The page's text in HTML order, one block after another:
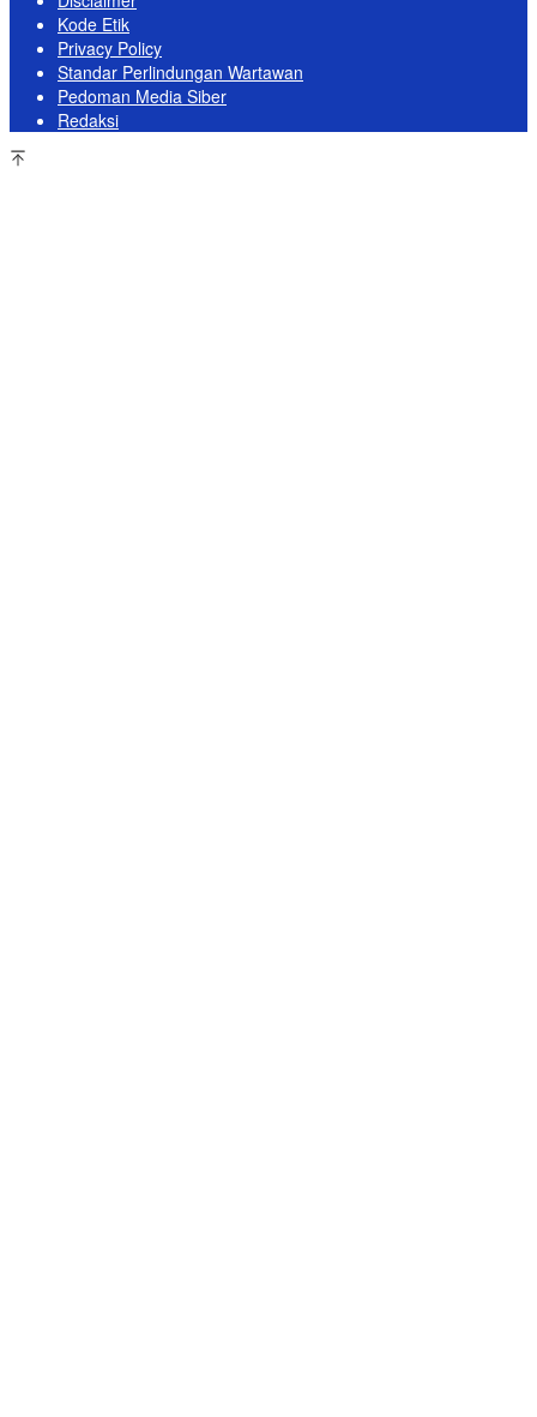
Kode Etik
Privacy Policy
Standar Perlindungan Wartawan
Pedoman Media Siber
Redaksi